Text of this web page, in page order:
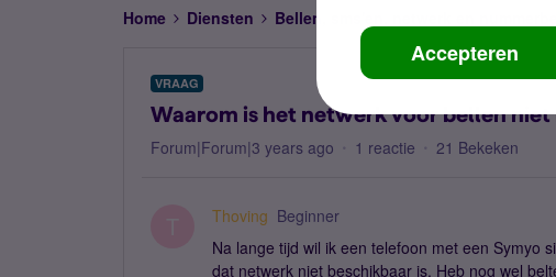
Accepteren
Home Diensten Bellen, sms'en, netwerk en
VRAAG
Waarom is het netwerk voor bellen niet
Forum|Forum|3 years ago 1 reactie 21 Bekeken
Thoving Beginner
Na lange tijd wil ik een telefoon met een Symyo
dat netwerk niet beschikbaar is. Heb nog wel